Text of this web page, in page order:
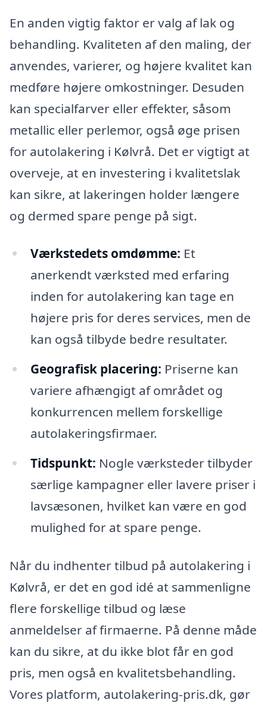
En anden vigtig faktor er valg af lak og
behandling. Kvaliteten af den maling, der
anvendes, varierer, og højere kvalitet kan
medføre højere omkostninger. Desuden
kan specialfarver eller effekter, såsom
metallic eller perlemor, også øge prisen
for autolakering i Kølvrå. Det er vigtigt at
overveje, at en investering i kvalitetslak
kan sikre, at lakeringen holder længere
og dermed spare penge på sigt.
Værkstedets omdømme: Et
anerkendt værksted med erfaring
inden for autolakering kan tage en
højere pris for deres services, men de
kan også tilbyde bedre resultater.
Geografisk placering: Priserne kan
variere afhængigt af området og
konkurrencen mellem forskellige
autolakeringsfirmaer.
Tidspunkt: Nogle værksteder tilbyder
særlige kampagner eller lavere priser i
lavsæsonen, hvilket kan være en god
mulighed for at spare penge.
Når du indhenter tilbud på autolakering i
Kølvrå, er det en god idé at sammenligne
flere forskellige tilbud og læse
anmeldelser af firmaerne. På denne måde
kan du sikre, at du ikke blot får en god
pris, men også en kvalitetsbehandling.
Vores platform, autolakering-pris.dk, gør